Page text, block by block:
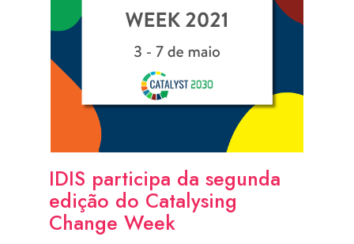
IDIS participa da segunda
edição do Catalysing
Change Week